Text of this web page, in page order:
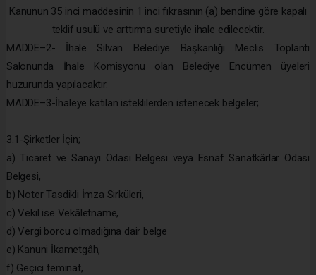
Kanunun 35 inci maddesinin 1 inci fıkrasının (a) bendine göre kapalı
teklif usulü ve arttırma suretiyle ihale edilecektir.
MADDE–2- İhale Silvan Belediye Başkanlığı Meclis Toplantı
Salonunda İhale Komisyonu olan Belediye Encümen üyeleri
huzurunda yapılacaktır.
MADDE–3-İhaleye katılan isteklilerden istenecek belgeler;
3.1-Şirketler İçin;
a) Ticaret ve Sanayi Odası Belgesi veya Esnaf Sanatkârlar Odası
Belgesi,
b) Noter Tasdikli İmza Sirküleri,
c) Vekil ise Vekâletname,
d) Vergi borcu olmadığına dair belge
e) Kanuni İkametgâh,
f) Geçici teminat,